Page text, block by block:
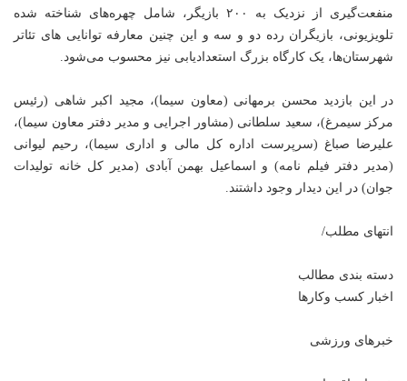
منفعت‌گیری از نزدیک به ۲۰۰ بازیگر، شامل چهره‌های شناخته شده
تلویزیونی، بازیگران رده دو و سه و این چنین معارفه توانایی های تئاتر
شهرستان‌ها، یک کارگاه بزرگ استعدادیابی نیز محسوب می‌شود.
در این بازدید محسن برمهانی (معاون سیما)، مجید اکبر شاهی (رئیس
مرکز سیمرغ)، سعید سلطانی (مشاور اجرایی و مدیر دفتر معاون سیما)،
علیرضا صباغ (سرپرست اداره کل مالی و اداری سیما)، رحیم لیوانی
(مدیر دفتر فیلم نامه) و اسماعیل بهمن آبادی (مدیر کل خانه تولیدات
جوان) در این دیدار وجود داشتند.
انتهای مطلب/
دسته بندی مطالب
اخبار کسب وکارها
خبرهای ورزشی